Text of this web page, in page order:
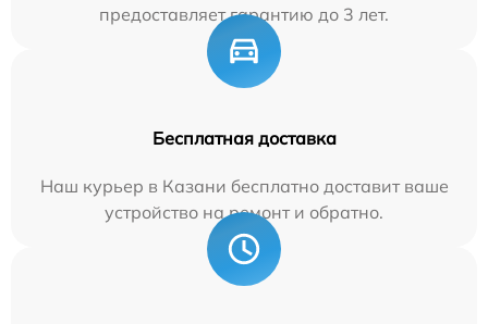
предоставляет гарантию до 3 лет.
Бесплатная доставка
Наш курьер в Казани бесплатно доставит ваше
устройство на ремонт и обратно.